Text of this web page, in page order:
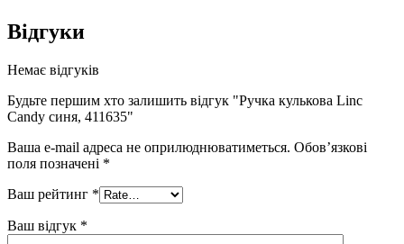
Відгуки
Немає відгуків
Будьте першим хто залишить відгук "Ручка кулькова Linc
Candy синя, 411635"
Ваша e-mail адреса не оприлюднюватиметься. Обов’язкові
поля позначені *
Ваш рейтинг *
Ваш відгук *